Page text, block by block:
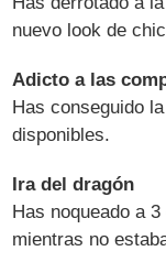
nuevo look de
Adicto a las
Has conseguido
disponibles.
Ira del dragón
Has noqueado a
mientras no